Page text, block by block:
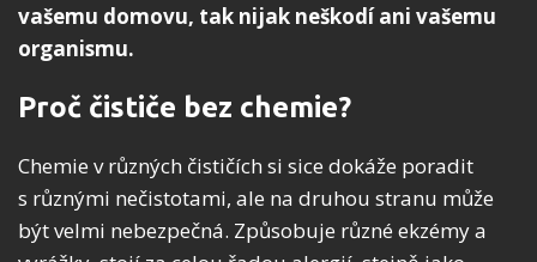
vašemu domovu, tak nijak neškodí ani vašemu
organismu.
Proč čističe bez chemie?
Chemie v různých čističích si sice dokáže poradit
s různými nečistotami, ale na druhou stranu může
být velmi nebezpečná. Způsobuje různé ekzémy a